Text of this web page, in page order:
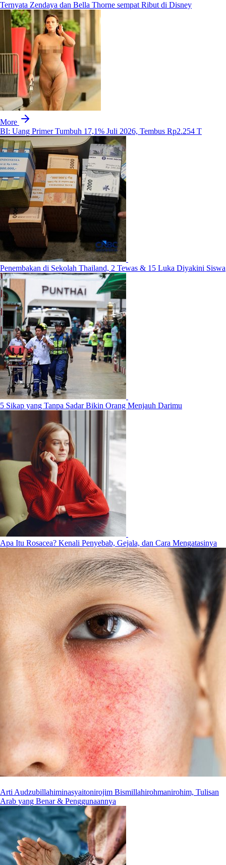
Ternyata Zendaya dan Bella Thorne sempat Ribut di Disney
More
BI: Uang Primer Tumbuh 17,1% Juli 2026, Tembus Rp2.254 T
Penembakan di Sekolah Thailand, 2 Tewas & 15 Luka Diyakini Siswa
5 Sikap yang Tanpa Sadar Bikin Orang Menjauh Darimu
Apa Itu Rosacea? Kenali Penyebab, Gejala, dan Cara Mengatasinya
Arti Audzubillahiminasyaitonirojim Bismillahirohmanirohim, Tulisan
Arab yang Benar & Penggunaannya